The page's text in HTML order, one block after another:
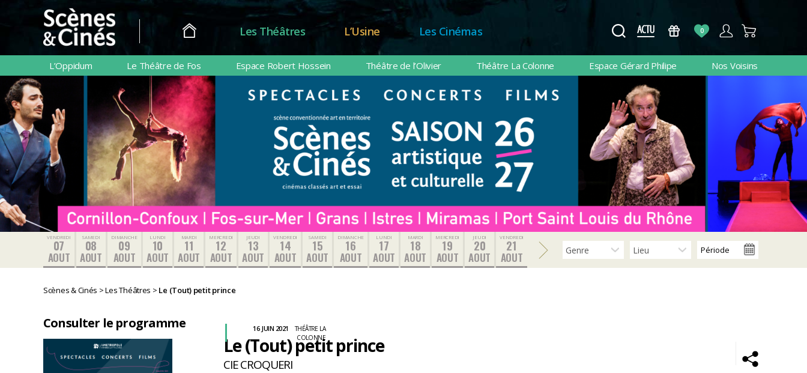
Scènes
&
Cinés
Les Théâtres L’Usine Les Cinémas 0
L’Oppidum Le Théâtre de Fos Espace Robert Hossein Théâtre de l’Olivier Théâtre La Colonne Espace Gérard Philipe Nos Voisins
VENDREDI
07
AOUT
SAMEDI
08
AOUT
DIMANCHE
09
AOUT
LUNDI
10
AOUT
MARDI
11
AOUT
MERCREDI
12
AOUT
JEUDI
13
AOUT
VENDREDI
14
AOUT
SAMEDI
15
AOUT
DIMANCHE
16
AOUT
LUNDI
17
AOUT
MARDI
18
AOUT
MERCREDI
19
AOUT
JEUDI
20
AOUT
VENDREDI
21
AOUT
Scènes & Cinés >Les Théâtres > Le (Tout) petit prince
Consulter le programme
Le (Tout) petit prince
16 JUIN 2021
THÉÂTRE LA
COLONNE
CIE CROQUERI